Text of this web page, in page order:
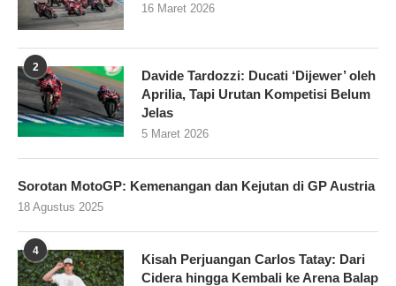
16 Maret 2026
2
Davide Tardozzi: Ducati ‘Dijewer’ oleh
Aprilia, Tapi Urutan Kompetisi Belum
Jelas
5 Maret 2026
Sorotan MotoGP: Kemenangan dan Kejutan di GP Austria
18 Agustus 2025
4
Kisah Perjuangan Carlos Tatay: Dari
Cidera hingga Kembali ke Arena Balap